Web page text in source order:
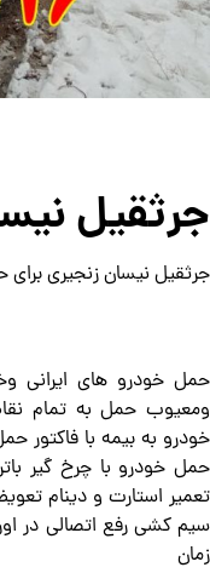
جرثقیل
جرثقیل نیسان زنجیری
حمل خودرو های ایرانی
ومعیوب حمل به تمام
خودرو به بیمه با فاکتور
حمل خودرو با چرخ گیر
تعمیر استارت و دینام
سیم کشی رفع اتصالی در
زمان